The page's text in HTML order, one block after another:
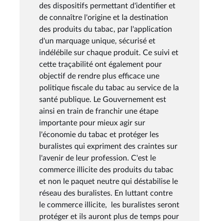
des dispositifs permettant d'identifier et
de connaître l'origine et la destination
des produits du tabac, par l'application
d'un marquage unique, sécurisé et
indélébile sur chaque produit. Ce suivi et
cette traçabilité ont également pour
objectif de rendre plus efficace une
politique fiscale du tabac au service de la
santé publique. Le Gouvernement est
ainsi en train de franchir une étape
importante pour mieux agir sur
l'économie du tabac et protéger les
buralistes qui expriment des craintes sur
l'avenir de leur profession. C'est le
commerce illicite des produits du tabac
et non le paquet neutre qui déstabilise le
réseau des buralistes. En luttant contre
le commerce illicite, les buralistes seront
protéger et ils auront plus de temps pour